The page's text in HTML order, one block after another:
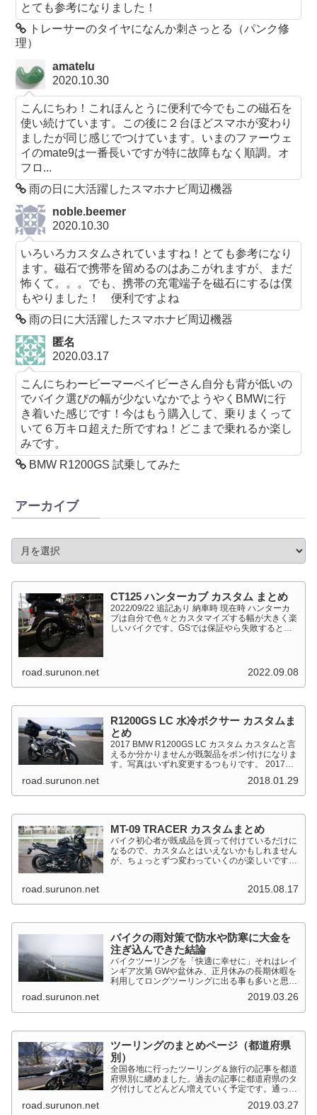
とても参考になりました！
トレーサーのタイヤになんか刺さっとる（パンク修
理）
amatelu
2020.10.30
こんにちわ！これほんとうに便利で今でもこの磁石を
使い続けています。この後に２台ほどスマホが変わり
ましたが同じ感じでつけています。いまのファーウェ
イのmate9は一番長いですが特に故障もなく順調。オ
フロ...
雨の日に大活躍したスマホナビ周辺機器
noble.beemer
2020.10.30
いろいろカスタムされていますね！とても参考になり
ます。磁石で携帯を留めるのはあこがれますが、まだ
怖くて。。。でも、携帯の充電端子を磁石にするは僕
もやりました！ 便利ですよね
雨の日に大活躍したスマホナビ周辺機器
匿名
2020.03.17
こんにちわービーマーベイビーさん自分も背が低いの
でバイク選びの幅が少ないなかでようやくBMWに行
き着いた感じです！今はもう購入して、乗りまくって
いて６万キロ超えた所ですね！どこまで乗れるか楽し
みです。
BMW R1200GS 試乗してみた
アーカイブ
CT125 ハンターカブ カスタム まとめ
2022/09/22 追記あり 納車時 現在時 ハンターカ
ブは自分で色々とカスタマイズする幅が大きく楽
しいバイクです。GSでは保証やら失敗すると高
road.surunon.net 2022.09.08
R1200GS LC 水冷ボクサー カスタムま
とめ
2017 BMW R1200GS LC カスタム カスタムと言
えるか分かりませんが既製品をポン付けになりま
す。写真はいずれ変更するつもりです。 2017
road.surunon.net 2018.01.29
MT-09 TRACER カスタムまとめ
バイク初心者が既成品を買って付けているだけに
なるので、カスタムとはいえないかもしれません
が、ちょっとずつ変わっていくのが楽しいです。
road.surunon.net 2015.08.17
バイクの雨対策で防水や防寒に大金を
注ぎ込んできた結論
バイクツーリングを「快適に幸せに」それはレイ
ンギア次第 GWや盆休み、正月休みの長期休暇を
利用してロングツーリングに出る事も多いと思い
り雨ならまだしも1日２日ずっと降り続ける雨が
あります。「そんな...
road.surunon.net 2019.03.26
ツーリングのまとめページ（都道府県
別）
全国各地に行ったツーリング＆旅行の記事を都道
府県別に纏めました。過去の記事に都道府県のタ
グ付けしてどんどん増えていく予定です。通った
した。 分類ってなかなか難しいですね、能登半
road.surunon.net 2019.03.27